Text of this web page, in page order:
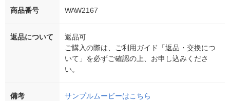
商品番号 WAW2167
返品について
返品可
ご購入の際は、ご利用ガイド「返品・交換につ
いて」を必ずご確認の上、お申し込みくださ
い。
備考 サンプルムービーはこちら